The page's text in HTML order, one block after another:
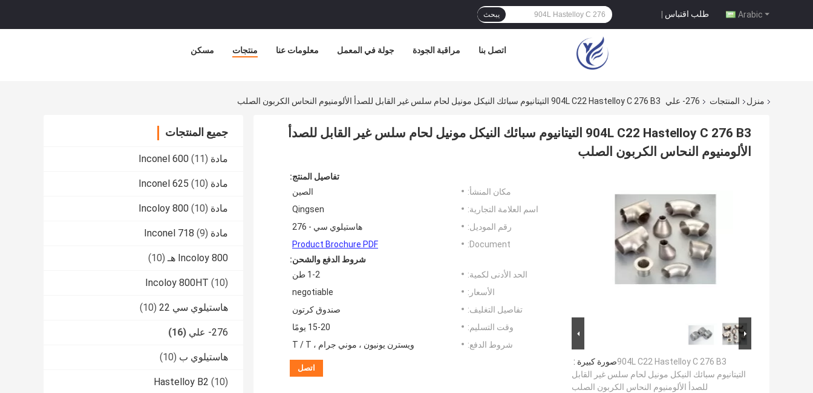
Arabic طلب اقتباس | يبحث
مسكن منتجات معلومات عنا جولة في المعمل مراقبة الجودة اتصل بنا
منزل المنتجات 276- علي 904L C22 Hastelloy C 276 B3 التيتانيوم سبائك النيكل مونيل لحام سلس غير القابل للصدأ الألومنيوم النحاس الكربون الصلب
جميع المنتجات
مادة Inconel 600 (11)
مادة Inconel 625 (10)
مادة Incoloy 800 (10)
مادة Inconel 718 (9)
Incoloy 800 هـ (10)
Incoloy 800HT (10)
هاستيلوي سي 22 (10)
276- علي (16)
هاستيلوي ب (10)
Hastelloy B2 (10)
904L C22 Hastelloy C 276 B3 التيتانيوم سبائك النيكل مونيل لحام سلس غير القابل للصدأ
الألومنيوم النحاس الكربون الصلب
صورة كبيرة :904L C22 Hastelloy C 276 B3
التيتانيوم سبائك النيكل مونيل لحام سلس غير القابل
للصدأ الألومنيوم النحاس الكربون الصلب
تفاصيل المنتج:
مكان المنشأ:
الصين
اسم العلامة التجارية:
Qingsen
رقم الموديل:
هاستيلوي سي - 276
Document:
Product Brochure PDF
شروط الدفع والشحن:
الحد الأدنى لكمية:
1-2 طن
الأسعار:
negotiable
تفاصيل التغليف:
صندوق كرتون
وقت التسليم:
15-20 يومًا
شروط الدفع:
ويسترن يونيون ، موني جرام ، T / T
اتصل